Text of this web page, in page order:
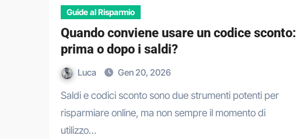
Guide al Risparmio
Quando conviene usare un codice sconto:
prima o dopo i saldi?
Luca Gen 20, 2026
Saldi e codici sconto sono due strumenti potenti per
risparmiare online, ma non sempre il momento di
utilizzo…